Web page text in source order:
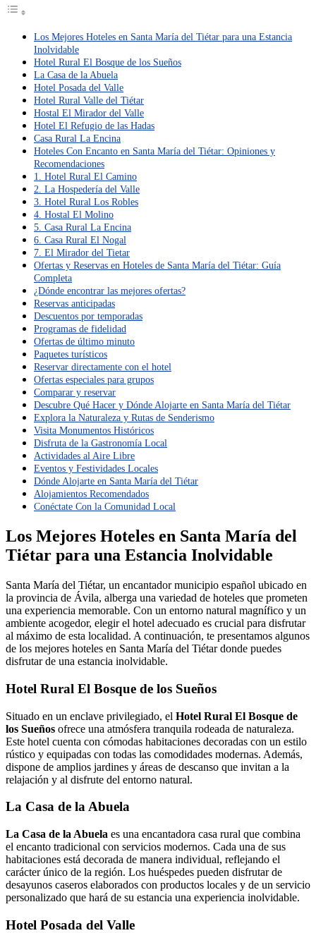
Los Mejores Hoteles en Santa María del Tiétar para una Estancia
Inolvidable
Hotel Rural El Bosque de los Sueños
La Casa de la Abuela
Hotel Posada del Valle
Hotel Rural Valle del Tiétar
Hostal El Mirador del Valle
Hotel El Refugio de las Hadas
Casa Rural La Encina
Hoteles Con Encanto en Santa María del Tiétar: Opiniones y
Recomendaciones
1. Hotel Rural El Camino
2. La Hospedería del Valle
3. Hotel Rural Los Robles
4. Hostal El Molino
5. Casa Rural La Encina
6. Casa Rural El Nogal
7. El Mirador del Tietar
Ofertas y Reservas en Hoteles de Santa María del Tiétar: Guía
Completa
¿Dónde encontrar las mejores ofertas?
Reservas anticipadas
Descuentos por temporadas
Programas de fidelidad
Ofertas de último minuto
Paquetes turísticos
Reservar directamente con el hotel
Ofertas especiales para grupos
Comparar y reservar
Descubre Qué Hacer y Dónde Alojarte en Santa María del Tiétar
Explora la Naturaleza y Rutas de Senderismo
Visita Monumentos Históricos
Disfruta de la Gastronomía Local
Actividades al Aire Libre
Eventos y Festividades Locales
Dónde Alojarte en Santa María del Tiétar
Alojamientos Recomendados
Conéctate Con la Comunidad Local
Los Mejores Hoteles en Santa María del
Tiétar para una Estancia Inolvidable
Santa María del Tiétar, un encantador municipio español ubicado en
la provincia de Ávila, alberga una variedad de hoteles que prometen
una experiencia memorable. Con un entorno natural magnífico y un
ambiente acogedor, elegir el hotel adecuado es crucial para disfrutar
al máximo de esta localidad. A continuación, te presentamos algunos
de los mejores hoteles en Santa María del Tiétar donde puedes
disfrutar de una estancia inolvidable.
Hotel Rural El Bosque de los Sueños
Situado en un enclave privilegiado, el Hotel Rural El Bosque de
los Sueños ofrece una atmósfera tranquila rodeada de naturaleza.
Este hotel cuenta con cómodas habitaciones decoradas con un estilo
rústico y equipadas con todas las comodidades modernas. Además,
dispone de amplios jardines y áreas de descanso que invitan a la
relajación y al disfrute del entorno natural.
La Casa de la Abuela
La Casa de la Abuela es una encantadora casa rural que combina
el encanto tradicional con servicios modernos. Cada una de sus
habitaciones está decorada de manera individual, reflejando el
carácter único de la región. Los huéspedes pueden disfrutar de
desayunos caseros elaborados con productos locales y de un servicio
personalizado que hará de su estancia una experiencia inolvidable.
Hotel Posada del Valle